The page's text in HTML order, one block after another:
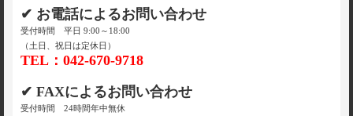
✔ お電話によるお問い合わせ
受付時間 平日 9:00～18:00
（土日、祝日は定休日）
TEL：042-670-9718
✔ FAXによるお問い合わせ
受付時間 24時間年中無休